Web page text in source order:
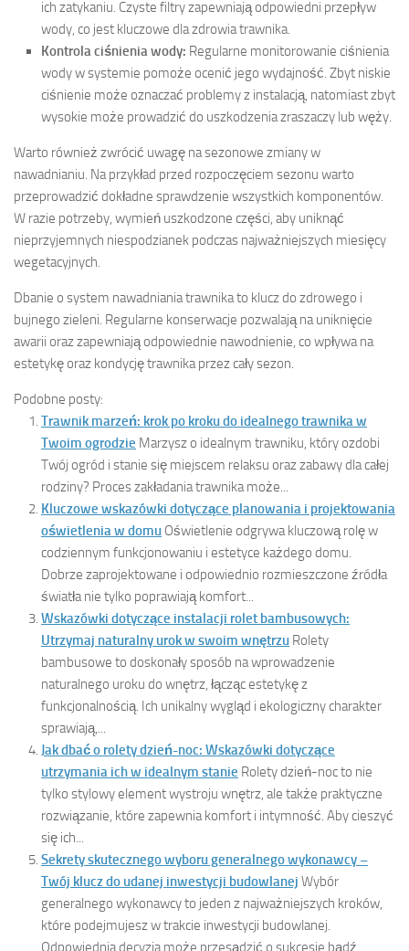
ich zatykaniu. Czyste filtry zapewniają odpowiedni przepływ
wody, co jest kluczowe dla zdrowia trawnika.
Kontrola ciśnienia wody: Regularne monitorowanie ciśnienia
wody w systemie pomoże ocenić jego wydajność. Zbyt niskie
ciśnienie może oznaczać problemy z instalacją, natomiast zbyt
wysokie może prowadzić do uszkodzenia zraszaczy lub węży.
Warto również zwrócić uwagę na sezonowe zmiany w
nawadnianiu. Na przykład przed rozpoczęciem sezonu warto
przeprowadzić dokładne sprawdzenie wszystkich komponentów.
W razie potrzeby, wymień uszkodzone części, aby uniknąć
nieprzyjemnych niespodzianek podczas najważniejszych miesięcy
wegetacyjnych.
Dbanie o system nawadniania trawnika to klucz do zdrowego i
bujnego zieleni. Regularne konserwacje pozwalają na uniknięcie
awarii oraz zapewniają odpowiednie nawodnienie, co wpływa na
estetykę oraz kondycję trawnika przez cały sezon.
Podobne posty:
Trawnik marzeń: krok po kroku do idealnego trawnika w
Twoim ogrodzie Marzysz o idealnym trawniku, który ozdobi
Twój ogród i stanie się miejscem relaksu oraz zabawy dla całej
rodziny? Proces zakładania trawnika może...
Kluczowe wskazówki dotyczące planowania i projektowania
oświetlenia w domu Oświetlenie odgrywa kluczową rolę w
codziennym funkcjonowaniu i estetyce każdego domu.
Dobrze zaprojektowane i odpowiednio rozmieszczone źródła
światła nie tylko poprawiają komfort...
Wskazówki dotyczące instalacji rolet bambusowych:
Utrzymaj naturalny urok w swoim wnętrzu Rolety
bambusowe to doskonały sposób na wprowadzenie
naturalnego uroku do wnętrz, łącząc estetykę z
funkcjonalnością. Ich unikalny wygląd i ekologiczny charakter
sprawiają,...
Jak dbać o rolety dzień-noc: Wskazówki dotyczące
utrzymania ich w idealnym stanie Rolety dzień-noc to nie
tylko stylowy element wystroju wnętrz, ale także praktyczne
rozwiązanie, które zapewnia komfort i intymność. Aby cieszyć
się ich...
Sekrety skutecznego wyboru generalnego wykonawcy –
Twój klucz do udanej inwestycji budowlanej Wybór
generalnego wykonawcy to jeden z najważniejszych kroków,
które podejmujesz w trakcie inwestycji budowlanej.
Odpowiednia decyzja może przesądzić o sukcesie bądź